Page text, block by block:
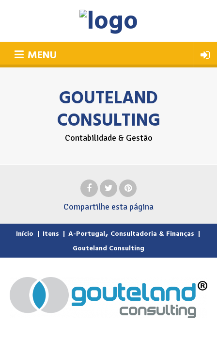
MENU
GOUTELAND
CONSULTING
Contabilidade & Gestão
Compartilhe esta página
Início | Itens | A-Portugal, Consultadoria & Finanças |
Gouteland Consulting